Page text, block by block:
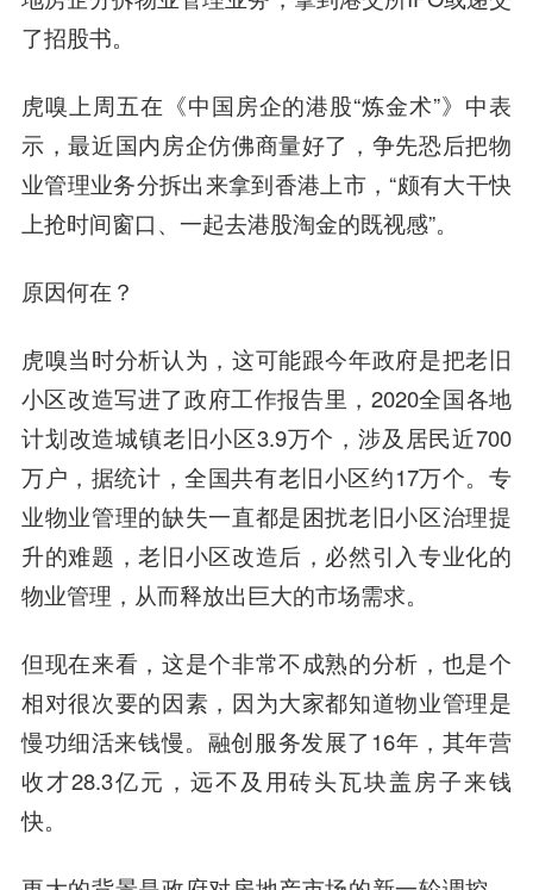
了招股书。
虎嗅上周五在《中国房企的港股“炼金术”》中表
示，最近国内房企仿佛商量好了，争先恐后把物
业管理业务分拆出来拿到香港上市，“颇有大干快
上抢时间窗口、一起去港股淘金的既视感”。
原因何在？
虎嗅当时分析认为，这可能跟今年政府是把老旧
小区改造写进了政府工作报告里，2020全国各地
计划改造城镇老旧小区3.9万个，涉及居民近700
万户，据统计，全国共有老旧小区约17万个。专
业物业管理的缺失一直都是困扰老旧小区治理提
升的难题，老旧小区改造后，必然引入专业化的
物业管理，从而释放出巨大的市场需求。
但现在来看，这是个非常不成熟的分析，也是个
相对很次要的因素，因为大家都知道物业管理是
慢功细活来钱慢。融创服务发展了16年，其年营
收才28.3亿元，远不及用砖头瓦块盖房子来钱
快。